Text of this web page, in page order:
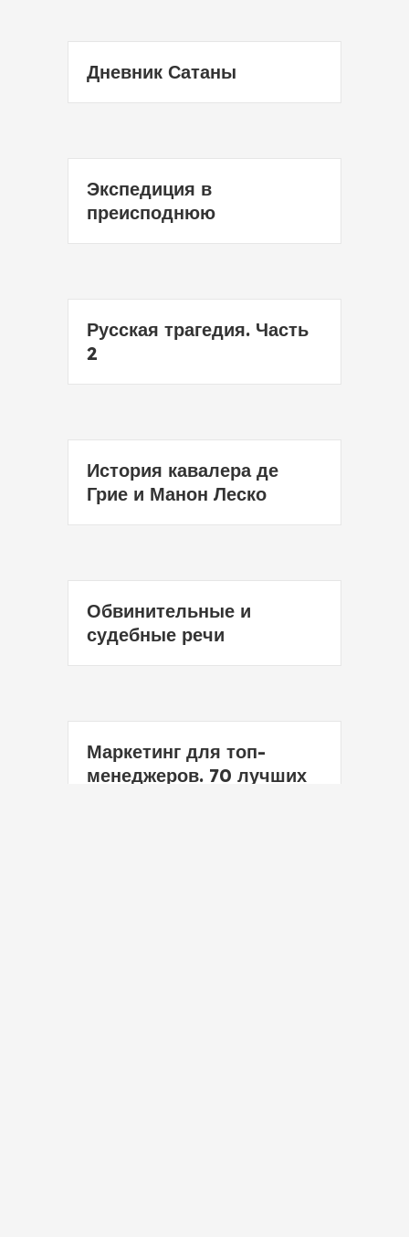
Дневник Сатаны
Экспедиция в
преисподнюю
Русская трагедия. Часть
2
История кавалера де
Грие и Манон Леско
Обвинительные и
судебные речи
Маркетинг для топ-
менеджеров. 70 лучших